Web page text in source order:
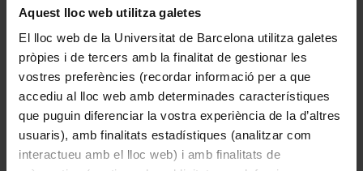
Aquest lloc web utilitza galetes
El lloc web de la Universitat de Barcelona utilitza galetes
pròpies i de tercers amb la finalitat de gestionar les
vostres preferències (recordar informació per a que
accediu al lloc web amb determinades característiques
que puguin diferenciar la vostra experiència de la d’altres
usuaris), amb finalitats estadístiques (analitzar com
interactueu amb el lloc web) i amb finalitats de
Helianthus annuus L. (Gira-sol)
2015